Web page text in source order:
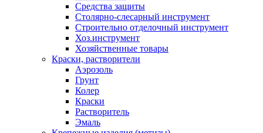
Средства защиты
Столярно-слесарный инструмент
Строительно отделочный инструмент
Хоз.инструмент
Хозяйственные товары
Краски, растворители
Аэрозоль
Грунт
Колер
Краски
Растворитель
Эмаль